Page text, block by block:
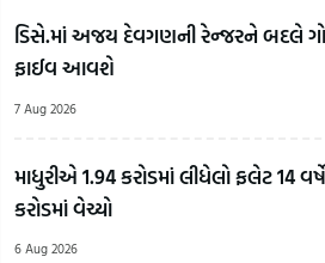
ડિસે.માં અજય દેવગણની રેન્જરને બદલે
ફાઈવ આવશે
7 Aug 2026
માધુરીએ 1.94 કરોડમાં લીધેલો ફલેટ 14
કરોડમાં વેચ્યો
6 Aug 2026